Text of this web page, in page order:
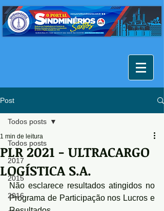
Post
Todos posts
2017
2015
2016
Todos posts
PLR 2021 - ULTRACARGO
LOGÍSTICA S.A.
1 min de leitura
Não esclarece resultados atingidos no
Programa de Participação nos Lucros e